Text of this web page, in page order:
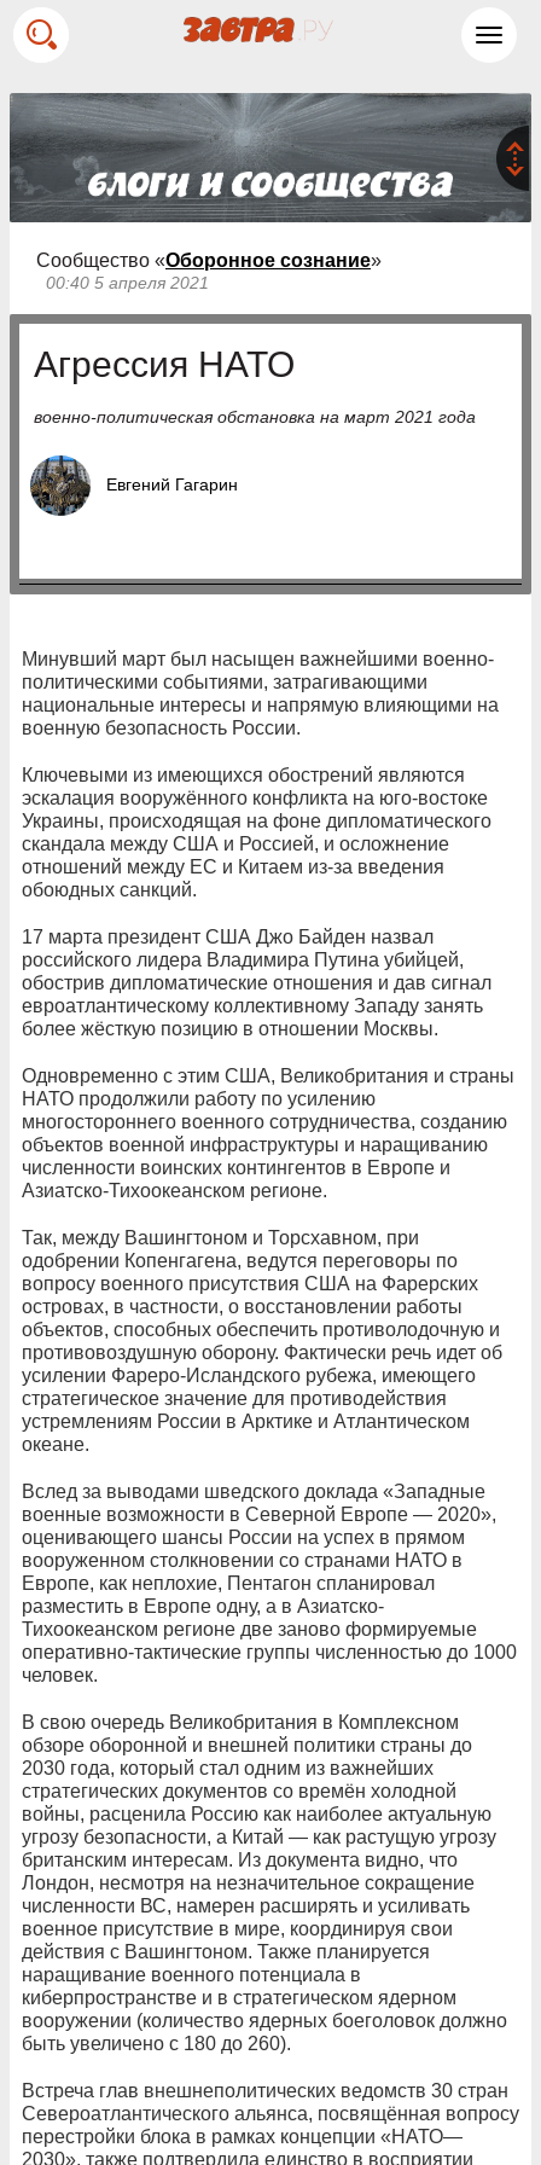
Сообщество «Оборонное сознание»
00:40 5 апреля 2021
Агрессия НАТО
военно-политическая обстановка на март 2021 года
Евгений Гагарин
Минувший март был насыщен важнейшими военно-
политическими событиями, затрагивающими
национальные интересы и напрямую влияющими на
военную безопасность России.
Ключевыми из имеющихся обострений являются
эскалация вооружённого конфликта на юго-востоке
Украины, происходящая на фоне дипломатического
скандала между США и Россией, и осложнение
отношений между ЕС и Китаем из-за введения
обоюдных санкций.
17 марта президент США Джо Байден назвал
российского лидера Владимира Путина убийцей,
обострив дипломатические отношения и дав сигнал
евроатлантическому коллективному Западу занять
более жёсткую позицию в отношении Москвы.
Одновременно с этим США, Великобритания и страны
НАТО продолжили работу по усилению
многостороннего военного сотрудничества, созданию
объектов военной инфраструктуры и наращиванию
численности воинских контингентов в Европе и
Азиатско-Тихоокеанском регионе.
Так, между Вашингтоном и Торсхавном, при
одобрении Копенгагена, ведутся переговоры по
вопросу военного присутствия США на Фарерских
островах, в частности, о восстановлении работы
объектов, способных обеспечить противолодочную и
противовоздушную оборону. Фактически речь идет об
усилении Фареро-Исландского рубежа, имеющего
стратегическое значение для противодействия
устремлениям России в Арктике и Атлантическом
океане.
Вслед за выводами шведского доклада «Западные
военные возможности в Северной Европе — 2020»,
оценивающего шансы России на успех в прямом
вооруженном столкновении со странами НАТО в
Европе, как неплохие, Пентагон спланировал
разместить в Европе одну, а в Азиатско-
Тихоокеанском регионе две заново формируемые
оперативно-тактические группы численностью до 1000
человек.
В свою очередь Великобритания в Комплексном
обзоре оборонной и внешней политики страны до
2030 года, который стал одним из важнейших
стратегических документов со времён холодной
войны, расценила Россию как наиболее актуальную
угрозу безопасности, а Китай — как растущую угрозу
британским интересам. Из документа видно, что
Лондон, несмотря на незначительное сокращение
численности ВС, намерен расширять и усиливать
военное присутствие в мире, координируя свои
действия с Вашингтоном. Также планируется
наращивание военного потенциала в
киберпространстве и в стратегическом ядерном
вооружении (количество ядерных боеголовок должно
быть увеличено с 180 до 260).
Встреча глав внешнеполитических ведомств 30 стран
Североатлантического альянса, посвящённая вопросу
перестройки блока в рамках концепции «НАТО—
2030», также подтвердила единство в восприятии